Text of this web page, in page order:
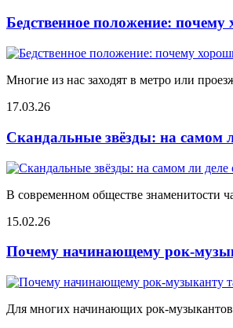
Бедственное положение:
Многие из нас заходят в метро или
17.03.26
Скандальные звёзды: на самом
В современном обществе знаменитости
15.02.26
Почему начинающему рок-
Для многих начинающих рок-